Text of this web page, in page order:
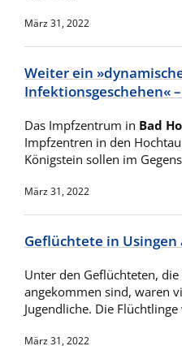
März 31, 2022
Weiter ein
Infektionsgeschehen« –
Das Impfzentrum in Bad
Impfzentren in den
Königstein sollen im
März 31, 2022
Geflüchtete in Usingen
Unter den Geflüchteten,
angekommen sind, waren
Jugendliche. Die
März 31, 2022